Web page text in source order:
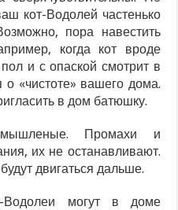
кот-Водолей частенько
пора навестить
когда кот вроде
и с опаской смотрит в
о «чистоте» вашего дома.
в дом батюшку.
Промахи и
их не останавливают.
двигаться дальше.
Водолеи могут в доме